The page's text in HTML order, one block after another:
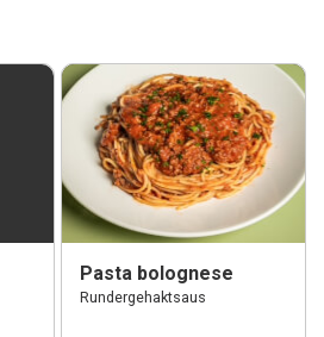
Pasta bolognese
Rundergehaktsaus